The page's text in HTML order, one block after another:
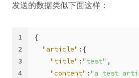
发送的数据类似下面这样：
1
2
3
4
{
"article" : {
"title" : "test" ,
"content" : "a test